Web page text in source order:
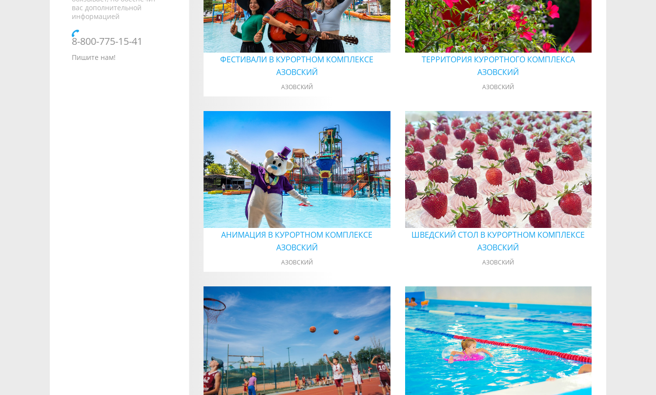
вас дополнительной
информацией
8-800-775-15-41
Пишите нам!
ФЕСТИВАЛИ В КУРОРТНОМ КОМПЛЕКСЕ
АЗОВСКИЙ
АЗОВСКИЙ
ТЕРРИТОРИЯ КУРОРТНОГО КОМПЛЕКСА
АЗОВСКИЙ
АЗОВСКИЙ
АНИМАЦИЯ В КУРОРТНОМ КОМПЛЕКСЕ
АЗОВСКИЙ
АЗОВСКИЙ
ШВЕДСКИЙ СТОЛ В КУРОРТНОМ КОМПЛЕКСЕ
АЗОВСКИЙ
АЗОВСКИЙ